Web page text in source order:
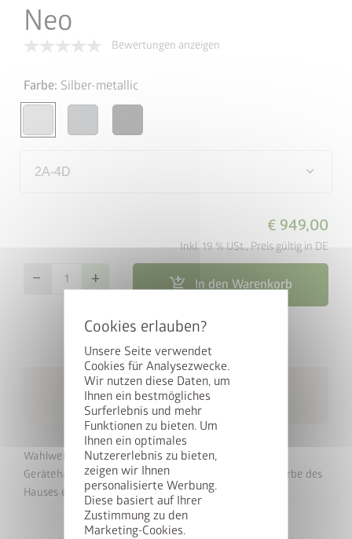
Unsere Seite verwendet
Cookies für Analysezwecke.
Wir nutzen diese Daten, um
Ihnen ein bestmögliches
Surferlebnis und mehr
Funktionen zu bieten. Um
Ihnen ein optimales
Nutzererlebnis zu bieten,
zeigen wir Ihnen
personalisierte Werbung.
Diese basiert auf Ihrer
Zustimmung zu den
Marketing-Cookies.
Neo
Bewertungen anzeigen
Farbe: Silber-metallic
2A-4D keyboard_arrow_down
€ 949,00
Inkl. 19 % USt., Preis gültig in DE
remove add add_shopping_cart In den Warenkorb
map_search
local_shipping
Kostenlose Lieferung
innerhalb von 10 Werktagen
Wahlweise kann eine Rückwand am Seitendach des
Gerätehauses Neo angebracht werden. Es ist in der Farbe des
Hauses erhältlich.